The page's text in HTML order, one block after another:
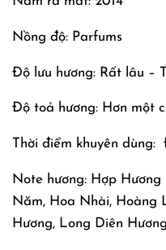
Nồng độ: Parfums
Độ lưu hương: Rất lâu –
Độ toả hương: Hơn một
Thời điểm khuyên dùng:
Note hương: Hợp
Năm, Hoa Nhài, Hoàng
Hương, Long Diên